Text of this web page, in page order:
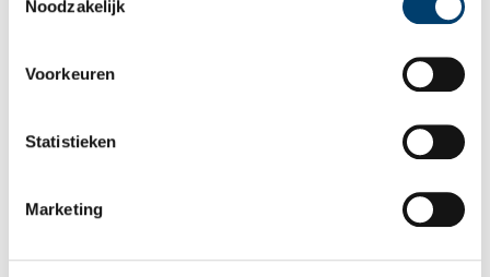
Noodzakelijk
Voorkeuren
Statistieken
Marketing
Hoes van een langspeelplaat met muziek van Bach, Brahms, Handel en Ritter.
tradities van de stad. Elk jaar weer, in de week voorafgaand aan